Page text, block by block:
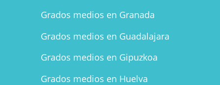
Grados medios en Granada
Grados medios en Guadalajara
Grados medios en Gipuzkoa
Grados medios en Huelva